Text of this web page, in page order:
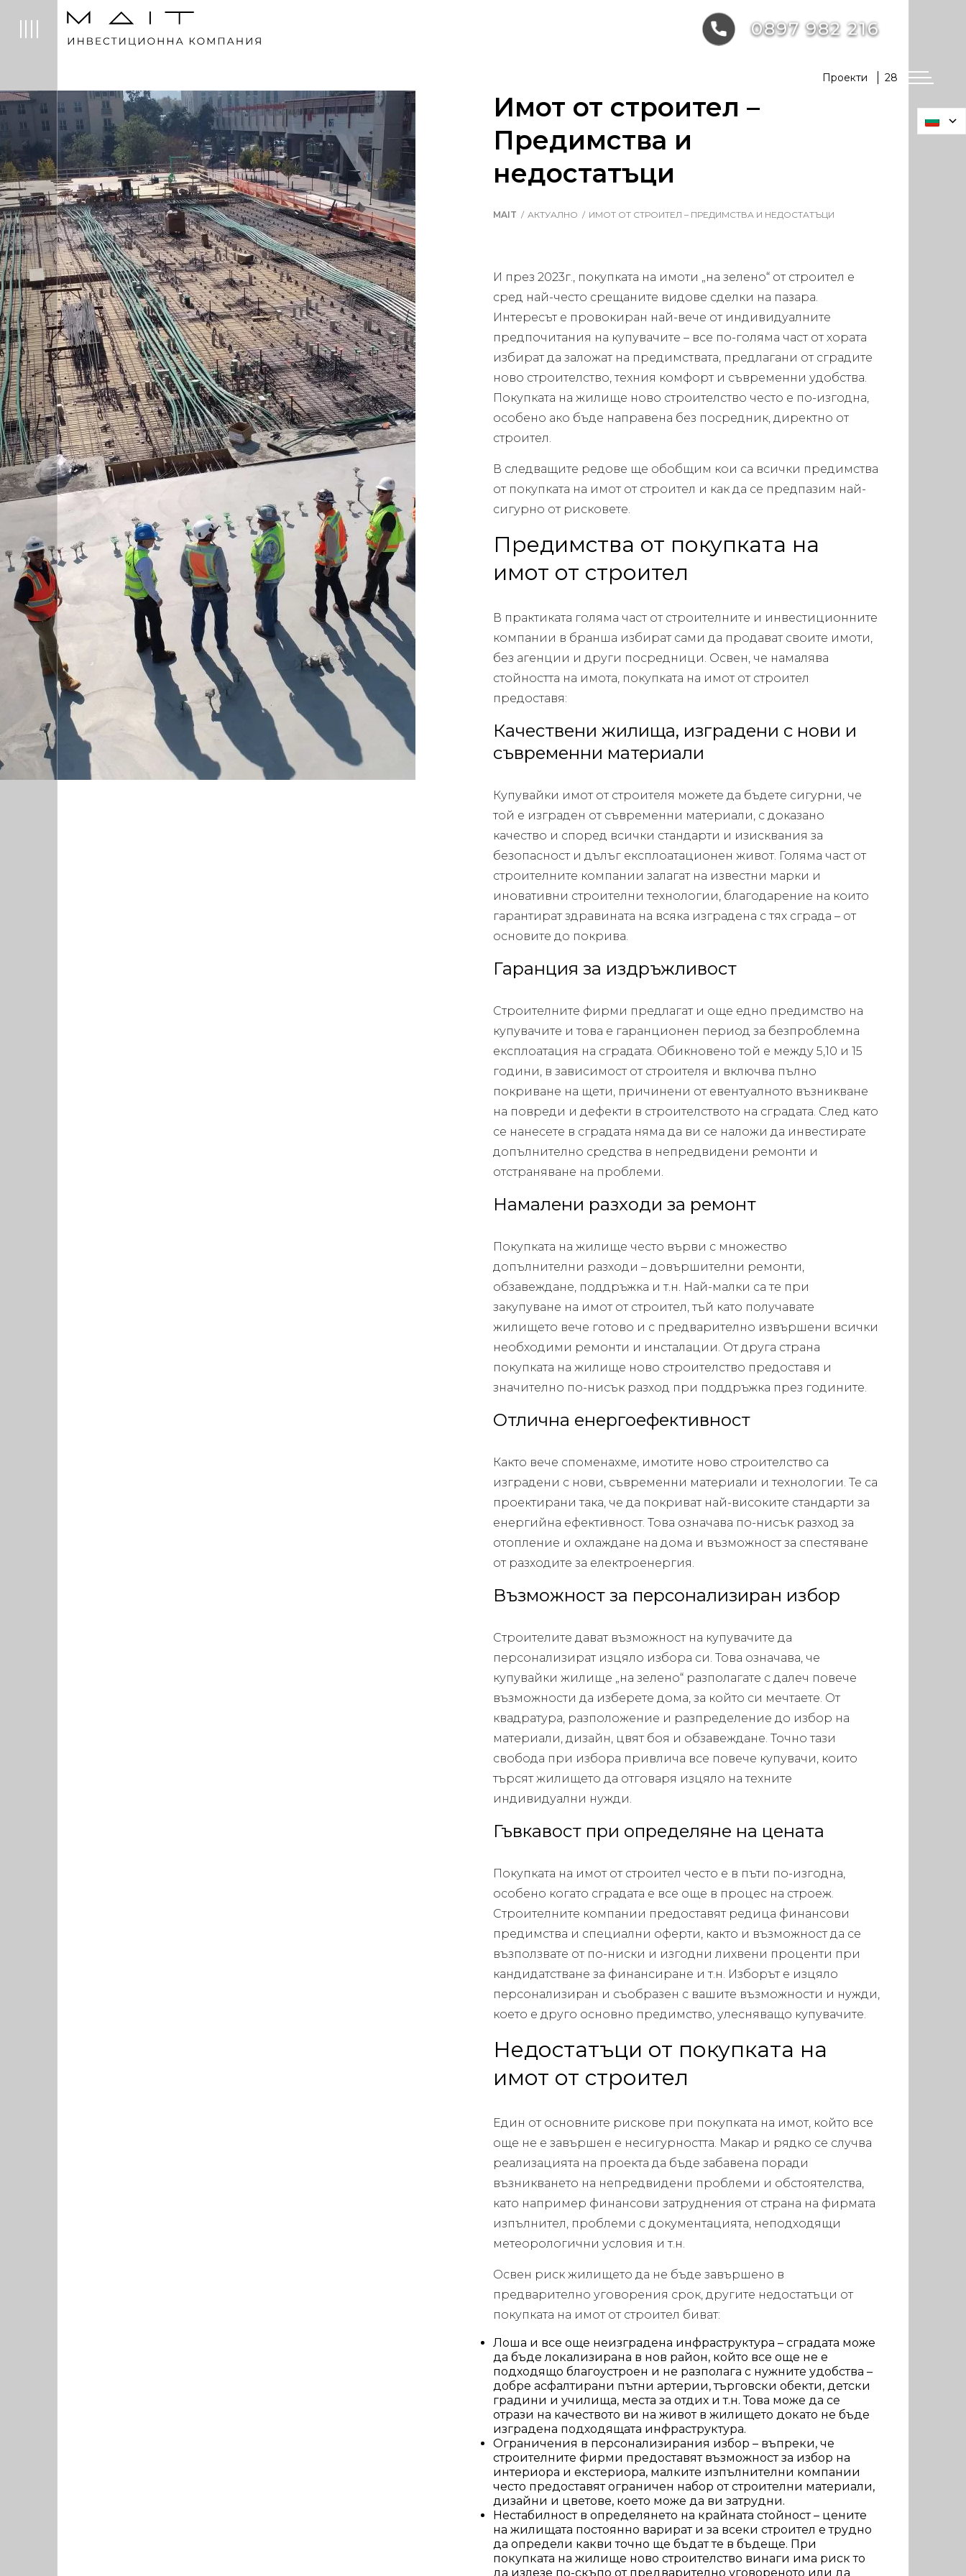
Имот от строител –
Предимства и
недостатъци
MAIT АКТУАЛНО ИМОТ ОТ СТРОИТЕЛ – ПРЕДИМСТВА И НЕДОСТАТЪЦИ
И през 2023г., покупката на имоти „на зелено“ от строител е
сред най-често срещаните видове сделки на пазара.
Интересът е провокиран най-вече от индивидуалните
предпочитания на купувачите – все по-голяма част от хората
избират да заложат на предимствата, предлагани от сградите
ново строителство, техния комфорт и съвременни удобства.
Покупката на жилище ново строителство често е по-изгодна,
особено ако бъде направена без посредник, директно от
строител.
В следващите редове ще обобщим кои са всички предимства
от покупката на имот от строител и как да се предпазим най-
сигурно от рисковете.
Предимства от покупката на
имот от строител
В практиката голяма част от строителните и инвестиционните
компании в бранша избират сами да продават своите имоти,
без агенции и други посредници. Освен, че намалява
стойността на имота, покупката на имот от строител
предоставя:
Качествени жилища, изградени с нови и
съвременни материали
Купувайки имот от строителя можете да бъдете сигурни, че
той е изграден от съвременни материали, с доказано
качество и според всички стандарти и изисквания за
безопасност и дълъг експлоатационен живот. Голяма част от
строителните компании залагат на известни марки и
иновативни строителни технологии, благодарение на които
гарантират здравината на всяка изградена с тях сграда – от
основите до покрива.
Гаранция за издръжливост
Строителните фирми предлагат и още едно предимство на
купувачите и това е гаранционен период за безпроблемна
експлоатация на сградата. Обикновено той е между 5,10 и 15
години, в зависимост от строителя и включва пълно
покриване на щети, причинени от евентуалното възникване
на повреди и дефекти в строителството на сградата. След като
се нанесете в сградата няма да ви се наложи да инвестирате
допълнително средства в непредвидени ремонти и
отстраняване на проблеми.
Намалени разходи за ремонт
Покупката на жилище често върви с множество
допълнителни разходи – довършителни ремонти,
обзавеждане, поддръжка и т.н. Най-малки са те при
закупуване на имот от строител, тъй като получавате
жилището вече готово и с предварително извършени всички
необходими ремонти и инсталации. От друга страна
покупката на жилище ново строителство предоставя и
значително по-нисък разход при поддръжка през годините.
Отлична енергоефективност
Както вече споменахме, имотите ново строителство са
изградени с нови, съвременни материали и технологии. Те са
проектирани така, че да покриват най-високите стандарти за
енергийна ефективност. Това означава по-нисък разход за
отопление и охлаждане на дома и възможност за спестяване
от разходите за електроенергия.
Възможност за персонализиран избор
Строителите дават възможност на купувачите да
персонализират изцяло избора си. Това означава, че
купувайки жилище „на зелено“ разполагате с далеч повече
възможности да изберете дома, за който си мечтаете. От
квадратура, разположение и разпределение до избор на
материали, дизайн, цвят боя и обзавеждане. Точно тази
свобода при избора привлича все повече купувачи, които
търсят жилището да отговаря изцяло на техните
индивидуални нужди.
Гъвкавост при определяне на цената
Покупката на имот от строител често е в пъти по-изгодна,
особено когато сградата е все още в процес на строеж.
Строителните компании предоставят редица финансови
предимства и специални оферти, както и възможност да се
възползвате от по-ниски и изгодни лихвени проценти при
кандидатстване за финансиране и т.н. Изборът е изцяло
персонализиран и съобразен с вашите възможности и нужди,
което е друго основно предимство, улесняващо купувачите.
Недостатъци от покупката на
имот от строител
Един от основните рискове при покупката на имот, който все
още не е завършен е несигурността. Макар и рядко се случва
реализацията на проекта да бъде забавена поради
възникването на непредвидени проблеми и обстоятелства,
като например финансови затруднения от страна на фирмата
изпълнител, проблеми с документацията, неподходящи
метеорологични условия и т.н.
Освен риск жилището да не бъде завършено в
предварително уговорения срок, другите недостатъци от
покупката на имот от строител биват:
Лоша и все още неизградена инфраструктура – сградата може
да бъде локализирана в нов район, който все още не е
подходящо благоустроен и не разполага с нужните удобства –
добре асфалтирани пътни артерии, търговски обекти, детски
градини и училища, места за отдих и т.н. Това може да се
отрази на качеството ви на живот в жилището докато не бъде
изградена подходящата инфраструктура.
Ограничения в персонализирания избор – въпреки, че
строителните фирми предоставят възможност за избор на
интериора и екстериора, малките изпълнителни компании
често предоставят ограничен набор от строителни материали,
дизайни и цветове, което може да ви затрудни.
Нестабилност в определянето на крайната стойност – цените
на жилищата постоянно варират и за всеки строител е трудно
да определи какви точно ще бъдат те в бъдеще. При
покупката на жилище ново строителство винаги има риск то
да излезе по-скъпо от предварително уговореното или да
Проекти 28
0897 982 216